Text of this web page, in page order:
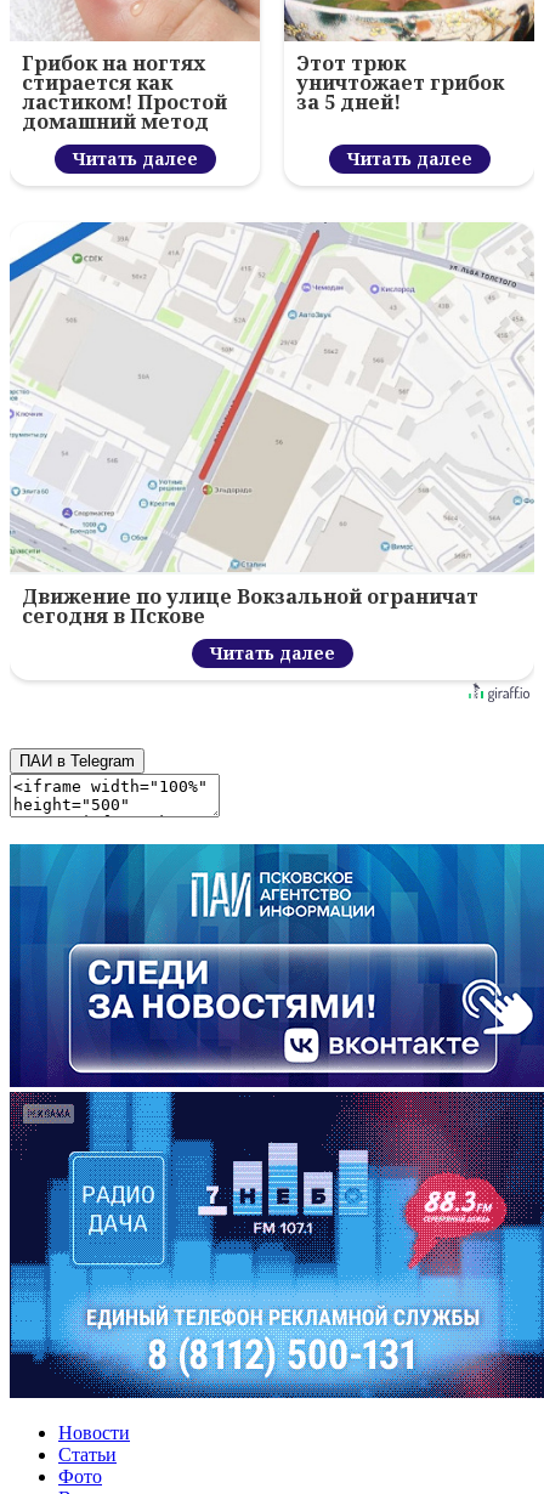
Грибок на ногтях
стирается как
ластиком! Простой
домашний метод
Читать далее
Этот трюк
уничтожает грибок
за 5 дней!
Читать далее
Движение по улице Вокзальной ограничат
сегодня в Пскове
Читать далее
ПАИ в Telegram
Новости
Статьи
Фото